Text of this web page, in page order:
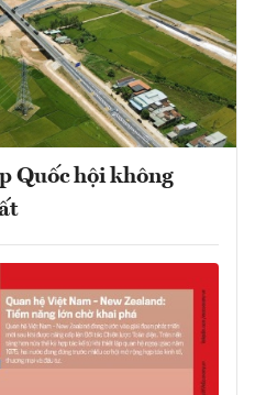
Quốc hội không